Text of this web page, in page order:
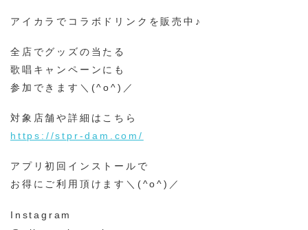
アイカラでコラボドリンクを販売中♪
全店でグッズの当たる
歌唱キャンペーンにも
参加できます＼(^o^)／
対象店舗や詳細はこちら
https://stpr-dam.com/
アプリ初回インストールで
お得にご利用頂けます＼(^o^)／
Instagram